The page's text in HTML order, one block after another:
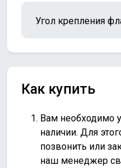
Угол крепления
Как купить
Вам необходимо
наличии. Для
позвонить или
наш менеджер